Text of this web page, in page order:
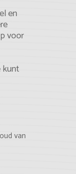
en
voor
kunt
van